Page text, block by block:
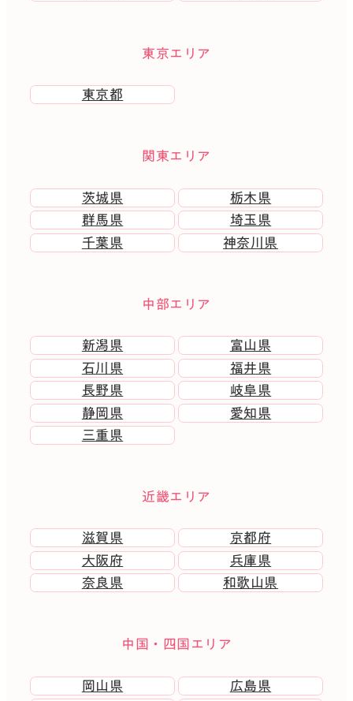
東京エリア
東京都
関東エリア
茨城県
栃木県
群馬県
埼玉県
千葉県
神奈川県
中部エリア
新潟県
富山県
石川県
福井県
長野県
岐阜県
静岡県
愛知県
三重県
近畿エリア
滋賀県
京都府
大阪府
兵庫県
奈良県
和歌山県
中国・四国エリア
岡山県 広島県